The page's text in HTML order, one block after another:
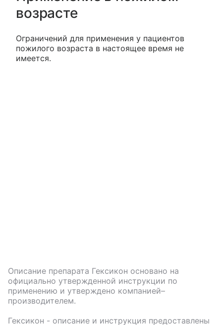
возрасте
Ограничений для применения у пациентов
пожилого возраста в настоящее время не
имеется.
Описание препарата Гексикон основано на
официально утвержденной инструкции по
применению и утверждено компанией–
производителем.
Гексикон - описание и инструкция предоставлены